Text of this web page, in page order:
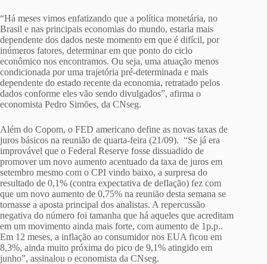
“Há meses vimos enfatizando que a política monetária, no
Brasil e nas principais economias do mundo, estaria mais
dependente dos dados neste momento em que é difícil, por
inúmeros fatores, determinar em que ponto do ciclo
econômico nos encontramos. Ou seja, uma atuação menos
condicionada por uma trajetória pré-determinada e mais
dependente do estado recente da economia, retratado pelos
dados conforme eles vão sendo divulgados”, afirma o
economista Pedro Simões, da CNseg.
Além do Copom, o FED americano define as novas taxas de
juros básicos na reunião de quarta-feira (21/09). “Se já era
improvável que o Federal Reserve fosse dissuadido de
promover um novo aumento acentuado da taxa de juros em
setembro mesmo com o CPI vindo baixo, a surpresa do
resultado de 0,1% (contra expectativa de deflação) fez com
que um novo aumento de 0,75% na reunião desta semana se
tornasse a aposta principal dos analistas. A repercussão
negativa do número foi tamanha que há aqueles que acreditam
em um movimento ainda mais forte, com aumento de 1p.p..
Em 12 meses, a inflação ao consumidor nos EUA ficou em
8,3%, ainda muito próxima do pico de 9,1% atingido em
junho”, assinalou o economista da CNseg.